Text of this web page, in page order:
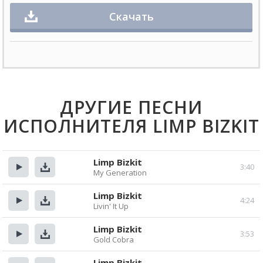
Скачать
ДРУГИЕ ПЕСНИ
ИСПОЛНИТЕЛЯ LIMP BIZKIT
Прослушать
Скачать
3:40
Limp Bizkit
My Generation
Прослушать
Скачать
4:24
Limp Bizkit
Livin' It Up
Прослушать
Скачать
3:53
Limp Bizkit
Gold Cobra